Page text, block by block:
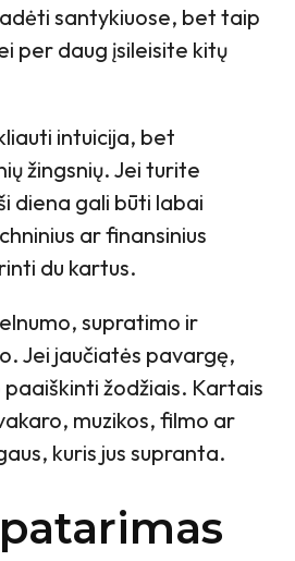
santykiuose, bet taip
per daug įsileisite kitų
intuicija, bet
žingsnių. Jei turite
diena gali būti labai
ar finansinius
du kartus.
supratimo ir
Jei jaučiatės pavargę,
žodžiais. Kartais
muzikos, filmo ar
kuris jus supranta.